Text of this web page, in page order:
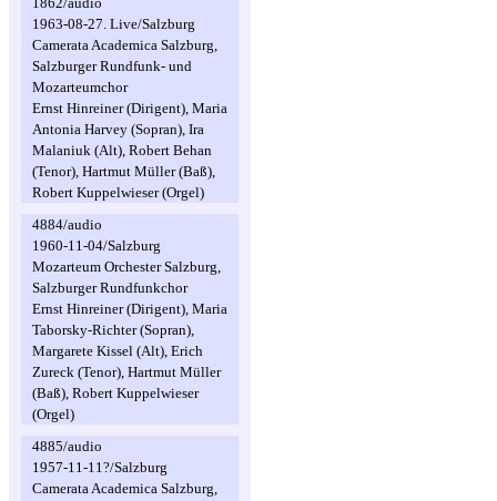
1963-08-27. Live/Salzburg
Camerata Academica Salzburg,
Salzburger Rundfunk- und
Mozarteumchor
Ernst Hinreiner (Dirigent), Maria
Antonia Harvey (Sopran), Ira
Malaniuk (Alt), Robert Behan
(Tenor), Hartmut Müller (Baß),
Robert Kuppelwieser (Orgel)
4884/audio
1960-11-04/Salzburg
Mozarteum Orchester Salzburg,
Salzburger Rundfunkchor
Ernst Hinreiner (Dirigent), Maria
Taborsky-Richter (Sopran),
Margarete Kissel (Alt), Erich
Zureck (Tenor), Hartmut Müller
(Baß), Robert Kuppelwieser
(Orgel)
4885/audio
1957-11-11?/Salzburg
Camerata Academica Salzburg,